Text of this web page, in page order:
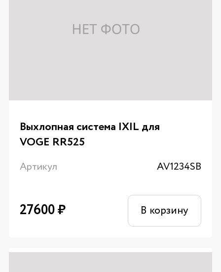
Выхлопная система IXIL для
VOGE RR525
Артикул AV1234SB
27600₽ В корзину